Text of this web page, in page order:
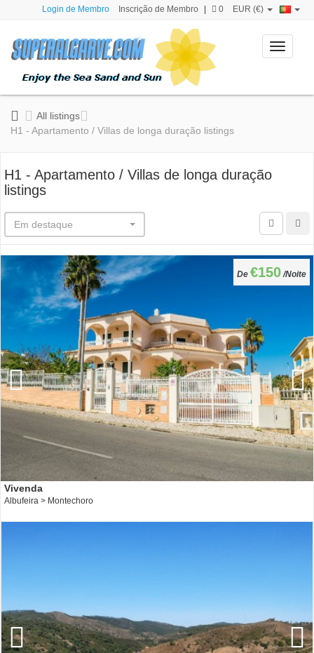
Login de Membro Inscrição de Membro 0 EUR (€)
Toggle
All listings
H1 - Apartamento / Villas de longa duração listings
H1 - Apartamento / Villas de longa duração
listings
Em destaque
De €150/Noite
Vivenda
Albufeira > Montechoro